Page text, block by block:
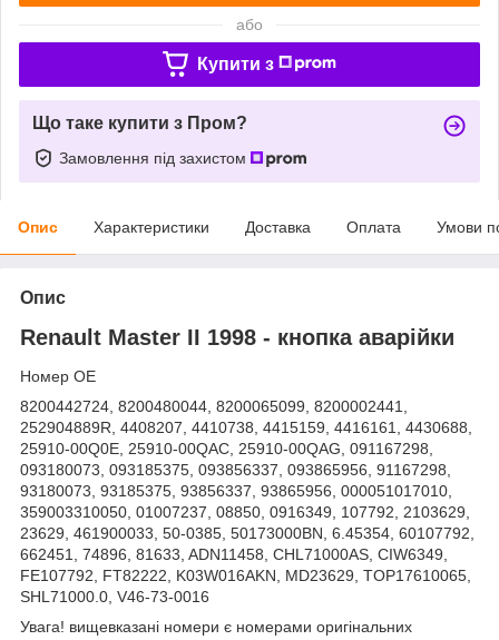
або
Купити з
Що таке купити з Пром?
Замовлення під захистом
Опис Характеристики Доставка Оплата Умови
Опис
Renault Master II 1998 - кнопка аварійки
Номер OE
8200442724, 8200480044, 8200065099, 8200002441,
252904889R, 4408207, 4410738, 4415159, 4416161, 4430688,
25910-00Q0E, 25910-00QAC, 25910-00QAG, 091167298,
093180073, 093185375, 093856337, 093865956, 91167298,
93180073, 93185375, 93856337, 93865956, 000051017010,
359003310050, 01007237, 08850, 0916349, 107792, 2103629,
23629, 461900033, 50-0385, 50173000BN, 6.45354, 60107792,
662451, 74896, 81633, ADN11458, CHL71000AS, CIW6349,
FE107792, FT82222, K03W016AKN, MD23629, TOP17610065,
SHL71000.0, V46-73-0016
Увага! вищевказані номери є номерами оригінальних